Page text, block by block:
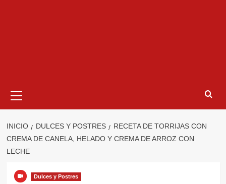
primario
INICIO DULCES Y POSTRES
RECETA DE TORRIJAS CON
CREMA DE CANELA, HELADO Y CREMA DE ARROZ CON
LECHE
Dulces y Postres